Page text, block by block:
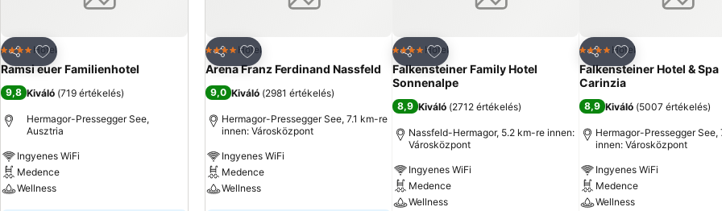
Megosztás
Hozzáadás a kedvencekhez
4 Kategória
Hotel
Ramsi euer Familienhotel
9,8 Kiváló (719 értékelés)
Hermagor-Pressegger See,
Ausztria
Ingyenes WiFi
Medence
Wellness
Megosztás
Hozzáadás a kedvencekhez
4 Kategória
Hotel
Arena Franz Ferdinand Nassfeld
9,0 Kiváló (2981 értékelés)
Hermagor-Pressegger See, 7.1 km-re
innen: Városközpont
Ingyenes WiFi
Medence
Wellness
Megosztás
Hozzáadás a kedvencekhez
4 Kategória
Hotel
Falkensteiner Family Hotel
Sonnenalpe
8,9 Kiváló (2712 értékelés)
Nassfeld-Hermagor, 5.2 km-re innen:
Városközpont
Ingyenes WiFi
Medence
Wellness
Megosztás
Hozzáadás a
4 Kategória
Hotel
Falkensteiner Hotel & Spa
Carinzia
8,9 Kiváló (5007 értékelés)
Hermagor-Pressegger See,
innen: Városközpont
Ingyenes WiFi
Medence
Wellness